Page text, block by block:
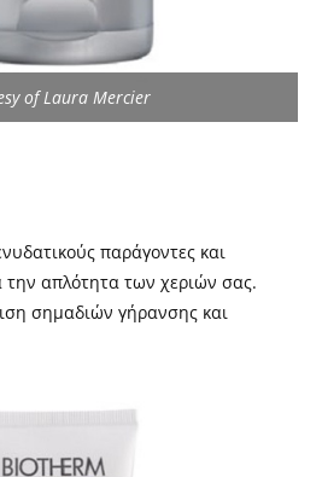
of Laura Mercier
παράγοντες και
την απλότητα των χεριών σας.
σημαδιών γήρανσης και